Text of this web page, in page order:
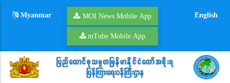
Myanmar MOI News Mobile App
mTube Mobile App
English